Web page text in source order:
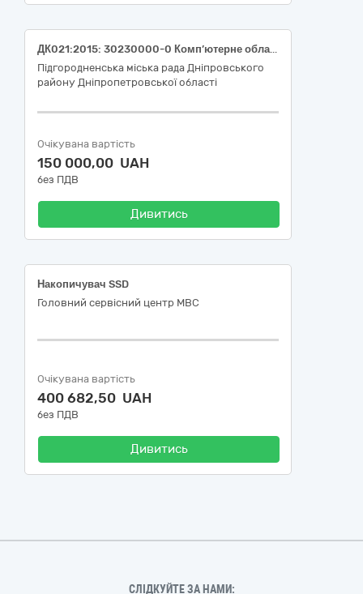
ДК021:2015: 30230000-0 Комп’ютерне обладнання (Персональні комп’ютери)
Підгородненська міська рада Дніпровського
району Дніпропетровської області
Очікувана вартість
150 000,00 UAH
без ПДВ
Дивитись
Накопичувач SSD
Головний сервісний центр МВС
Очікувана вартість
400 682,50 UAH
без ПДВ
Дивитись
СЛІДКУЙТЕ ЗА НАМИ: